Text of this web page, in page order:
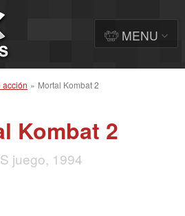
acción » Mortal Kombat 2
Kombat 2
juego, 1994
MENU